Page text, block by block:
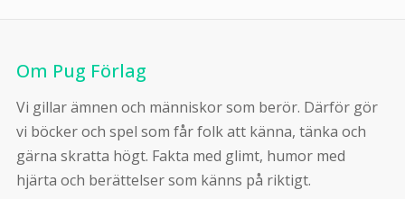
Om Pug Förlag
Vi gillar ämnen och människor som berör. Därför gör
vi böcker och spel som får folk att känna, tänka och
gärna skratta högt. Fakta med glimt, humor med
hjärta och berättelser som känns på riktigt.